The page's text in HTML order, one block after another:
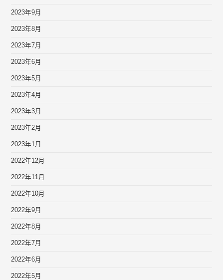
2023年9月
2023年8月
2023年7月
2023年6月
2023年5月
2023年4月
2023年3月
2023年2月
2023年1月
2022年12月
2022年11月
2022年10月
2022年9月
2022年8月
2022年7月
2022年6月
2022年5月